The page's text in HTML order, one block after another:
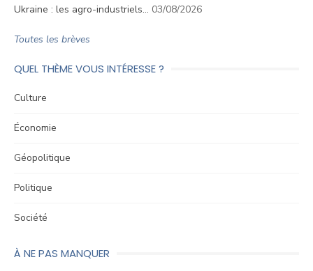
Ukraine : les agro-industriels… 03/08/2026
Toutes les brèves
QUEL THÈME VOUS INTÉRESSE ?
Culture
Économie
Géopolitique
Politique
Société
À NE PAS MANQUER